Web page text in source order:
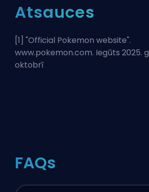
Atsauces
[1] "Official Pokemon website".
www.pokemon.com. Iegūts 2025.
oktobrī
FAQs